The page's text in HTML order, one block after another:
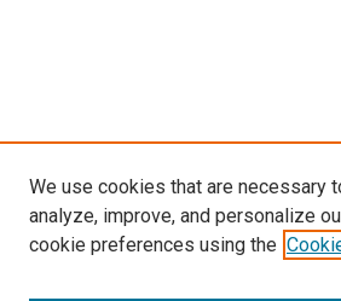
We use cookies that are necessary
analyze, improve, and personalize
cookie preferences using the